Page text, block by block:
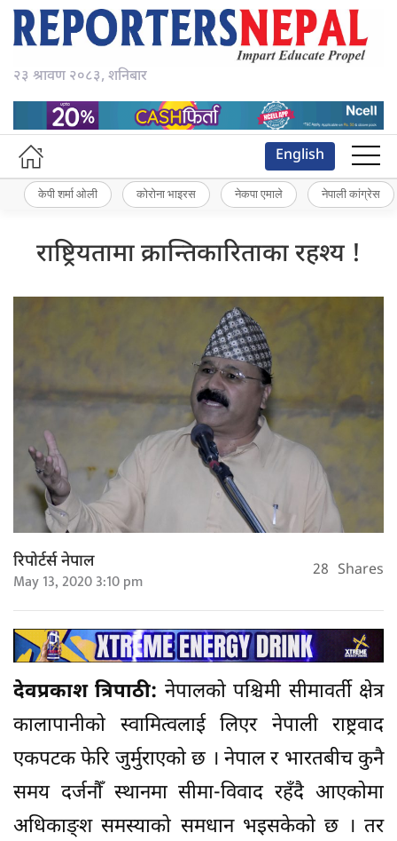
२३ श्रावण २०८३, शनिबार
English
केपी शर्मा ओली कोरोना भाइरस नेकपा एमाले नेपाली कांग्रेस
राष्ट्रियतामा क्रान्तिकारिताका रहश्य !
रिपोर्टर्स नेपाल
May 13, 2020 3:10 pm 28 Shares
देवप्रकाश त्रिपाठी: नेपालको पश्चिमी सीमावर्ती क्षेत्र
कालापानीको स्वामित्वलाई लिएर नेपाली राष्ट्रवाद
एकपटक फेरि जुर्मुराएको छ । नेपाल र भारतबीच कुनै
समय दर्जनौँ स्थानमा सीमा-विवाद रहँदै आएकोमा
अधिकाङ्श समस्याको समधान भइसकेको छ । तर